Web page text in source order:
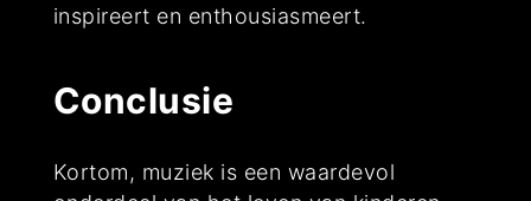
inspireert en enthousiasmeert.
Conclusie
Kortom, muziek is een waardevol